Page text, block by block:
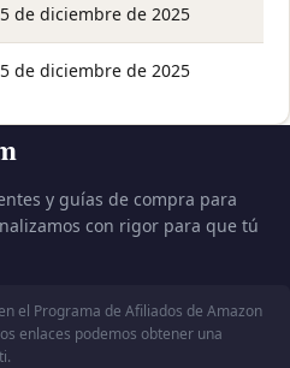
de diciembre de 2025
de diciembre de 2025
y guías de compra para
con rigor para que tú
el Programa de Afiliados de Amazon
enlaces podemos obtener una